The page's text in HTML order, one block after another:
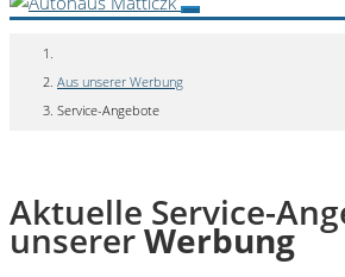
Aus unserer Werbung
Service-Angebote
Aktuelle Service-
unsererWerbung